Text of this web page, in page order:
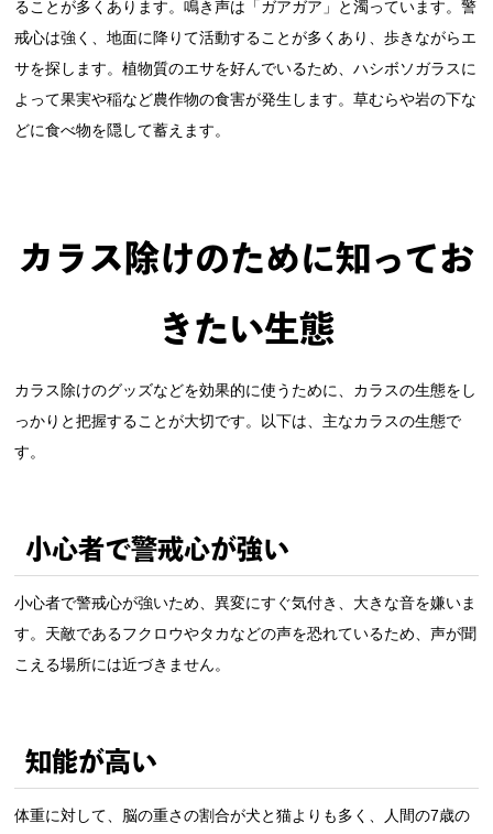
ることが多くあります。鳴き声は「ガアガア」と濁っています。警
戒心は強く、地面に降りて活動することが多くあり、歩きながらエ
サを探します。植物質のエサを好んでいるため、ハシボソガラスに
よって果実や稲など農作物の食害が発生します。草むらや岩の下な
どに食べ物を隠して蓄えます。
カラス除けのために知ってお
きたい生態
カラス除けのグッズなどを効果的に使うために、カラスの生態をし
っかりと把握することが大切です。以下は、主なカラスの生態で
す。
小心者で警戒心が強い
小心者で警戒心が強いため、異変にすぐ気付き、大きな音を嫌いま
す。天敵であるフクロウやタカなどの声を恐れているため、声が聞
こえる場所には近づきません。
知能が高い
体重に対して、脳の重さの割合が犬と猫よりも多く、人間の7歳の